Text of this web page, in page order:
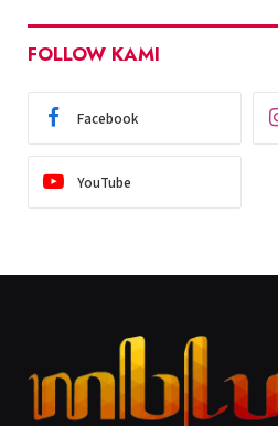
FOLLOW KAMI
Facebook
YouTube